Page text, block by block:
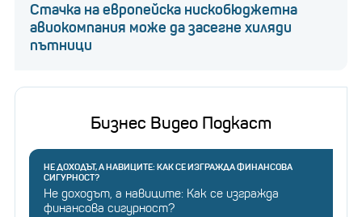
Стачка на европейска нискобюджетна
авиокомпания може да засегне хиляди
пътници
Бизнес Видео Подкаст
НЕ ДОХОДЪТ, А НАВИЦИТЕ: КАК СЕ ИЗГРАЖДА ФИНАНСОВА
СИГУРНОСТ?
Не доходът, а навиците: Как се изгражда
финансова сигурност?